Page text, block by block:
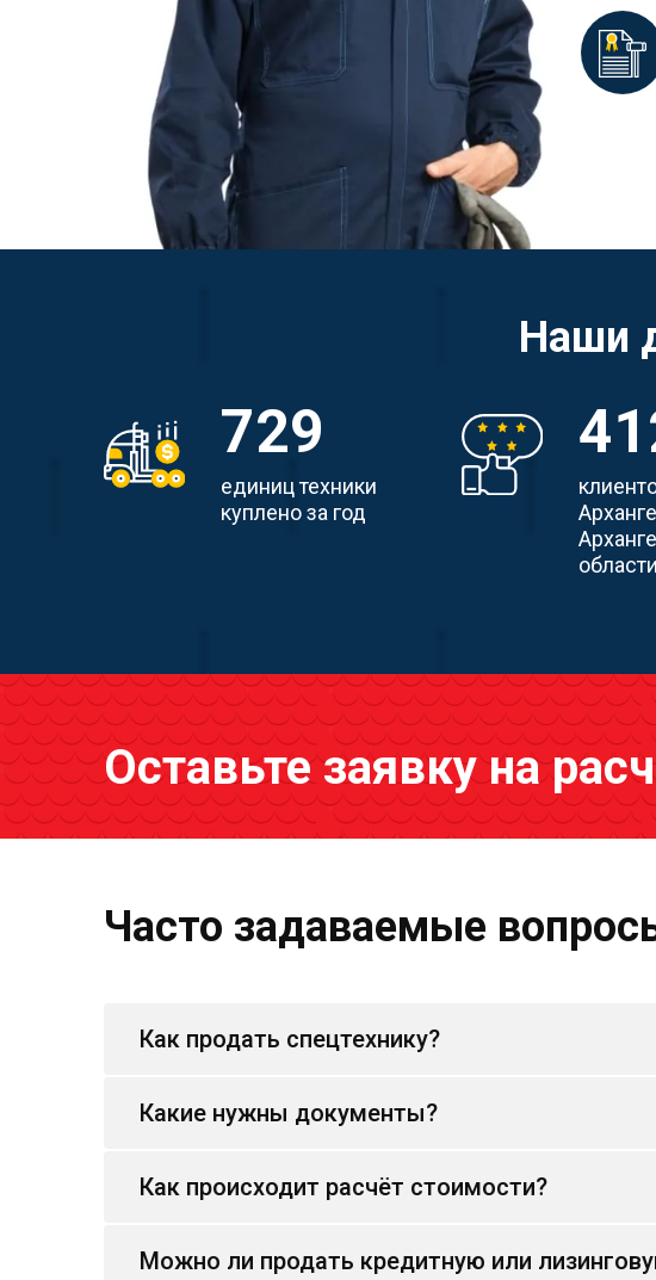
Наши
729
единиц техники
куплено за год
области
Оставьте заявку на
Часто задаваемые
Как продать спецтехнику?
Какие нужны документы?
Как происходит расчёт стоимости?
Можно ли продать кредитную или